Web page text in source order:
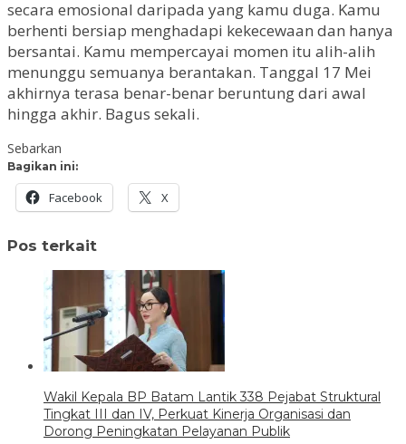
secara emosional daripada yang kamu duga. Kamu
berhenti bersiap menghadapi kekecewaan dan hanya
bersantai. Kamu mempercayai momen itu alih-alih
menunggu semuanya berantakan. Tanggal 17 Mei
akhirnya terasa benar-benar beruntung dari awal
hingga akhir. Bagus sekali.
Sebarkan
Bagikan ini:
Facebook X
Pos terkait
Wakil Kepala BP Batam Lantik 338 Pejabat Struktural
Tingkat III dan IV, Perkuat Kinerja Organisasi dan
Dorong Peningkatan Pelayanan Publik